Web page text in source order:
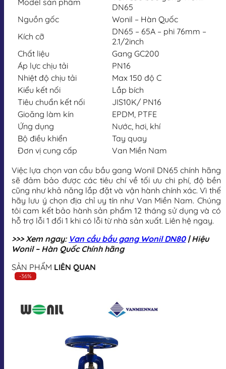
DN65
Nguồn gốc
Wonil – Hàn Quốc
Kích cỡ
DN65 – 65A – phi 76mm –
2.1/2inch
Chất liệu
Gang GC200
Áp lực chịu tải
PN16
Nhiệt độ chịu tải
Max 150 độ C
Kiểu kết nối
Lắp bích
Tiêu chuẩn kết nối
JIS10K/ PN16
Gioăng làm kín
EPDM, PTFE
Ứng dụng
Nước, hơi, khí
Bộ điều khiển
Tay quay
Đơn vị cung cấp
Van Miền Nam
Việc lựa chọn van cầu bầu gang Wonil DN65 chính hãng
sẽ đảm bảo được các tiêu chí về tối ưu chi phí, độ bền
cũng như khả năng lắp đặt và vận hành chính xác. Vì thế
hãy lưu ý chọn địa chỉ uy tín như Van Miền Nam. Chúng
tôi cam kết bảo hành sản phẩm 12 tháng sử dụng và có
hỗ trợ lỗi 1 đổi 1 khi có lỗi từ nhà sản xuất. Liên hệ ngay.
>>> Xem ngay: Van cầu bầu gang Wonil DN80| Hiệu
Wonil – Hàn Quốc Chính hãng
SẢN PHẨM LIÊN QUAN
-36%